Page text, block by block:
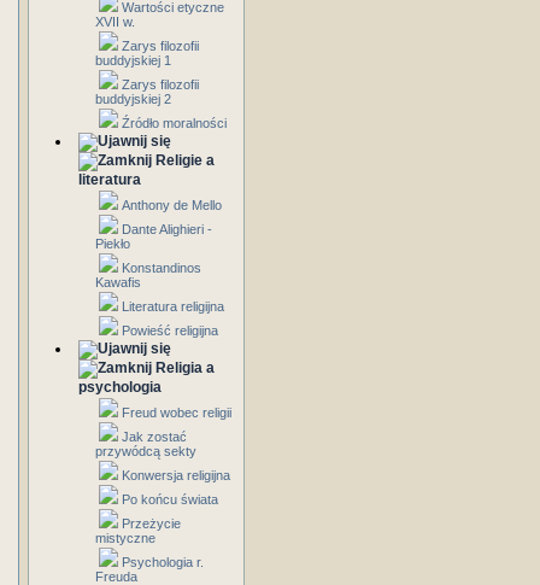
Wartości etyczne
XVII w.
Zarys filozofii
buddyjskiej 1
Zarys filozofii
buddyjskiej 2
Źródło moralności
Religie a
literatura
Anthony de Mello
Dante Alighieri -
Piekło
Konstandinos
Kawafis
Literatura religijna
Powieść religijna
Religia a
psychologia
Freud wobec religii
Jak zostać
przywódcą sekty
Konwersja religijna
Po końcu świata
Przeżycie
mistyczne
Psychologia r.
Freuda